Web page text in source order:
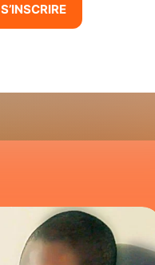
S’INSCRIRE